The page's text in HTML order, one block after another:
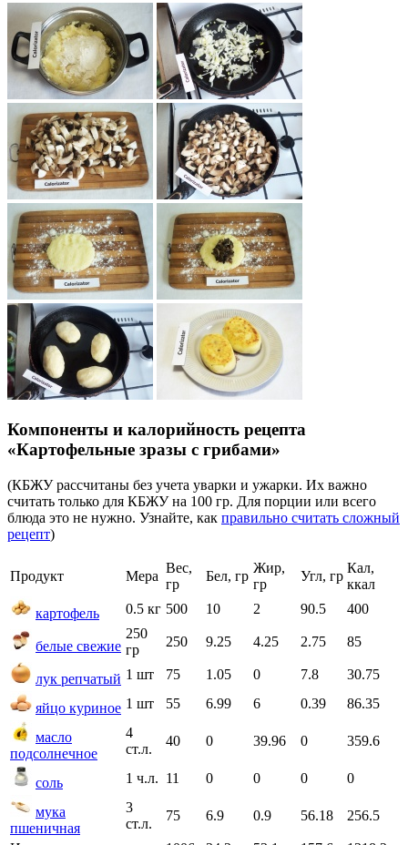
Компоненты и калорийность рецепта
«Картофельные зразы с грибами»
(КБЖУ рассчитаны без учета уварки и ужарки. Их важно
считать только для КБЖУ на 100 гр. Для порции или всего
блюда это не нужно. Узнайте, как правильно считать сложный
рецепт)
Продукт Мера
Вес,
гр
Бел, гр
Жир,
гр
Угл, гр
Кал,
ккал
картофель
0.5 кг 500 10 2 90.5 400
белые свежие
250
гр
250 9.25 4.25 2.75 85
лук репчатый 1 шт 75 1.05 0 7.8 30.75
яйцо куриное 1 шт 55 6.99 6 0.39 86.35
масло
подсолнечное
4
ст.л.
40 0 39.96 0 359.6
соль 1 ч.л. 11 0 0 0 0
мука
пшеничная
3
ст.л.
75 6.9 0.9 56.18 256.5